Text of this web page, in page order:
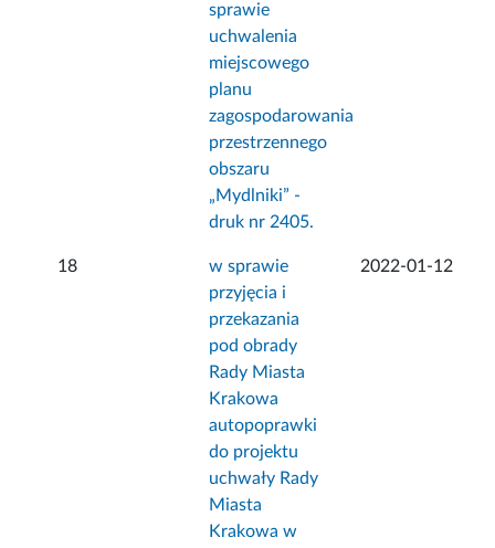
sprawie
uchwalenia
miejscowego
planu
zagospodarowania
przestrzennego
obszaru
„Mydlniki” -
druk nr 2405.
18
w sprawie
przyjęcia i
przekazania
pod obrady
Rady Miasta
Krakowa
autopoprawki
do projektu
uchwały Rady
Miasta
Krakowa w
2022-01-12